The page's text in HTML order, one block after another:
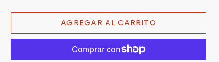
AGREGAR AL CARRITO